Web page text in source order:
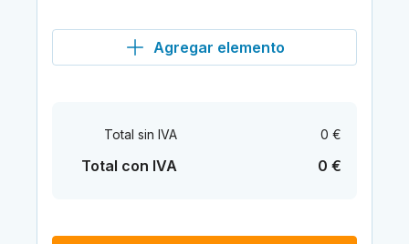
Agregar elemento
Total sin IVA 0 €
Total con IVA 0 €